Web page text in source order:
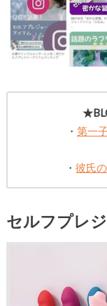
・ 第一
・彼氏
セルフプレ